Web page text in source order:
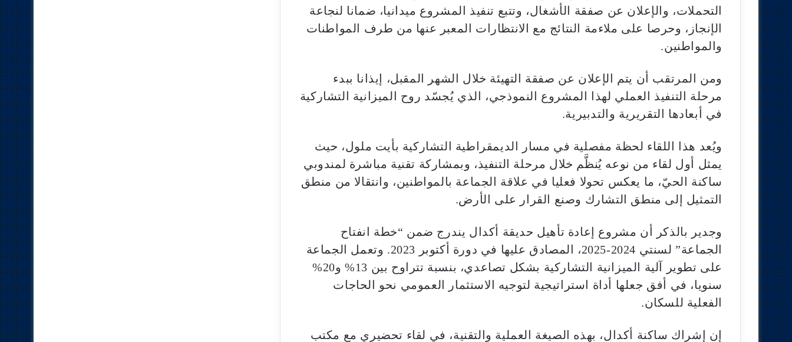
التحملات، والإعلان عن صفقة الأشغال، وتتبع تنفيذ المشروع ميدانيا، ضمانا لنجاعة
الإنجاز، وحرصا على ملاءمة النتائج مع الانتظارات المعبر عنها من طرف المواطنات
والمواطنين.
ومن المرتقب أن يتم الإعلان عن صفقة التهيئة خلال الشهر المقبل، إيذانا ببدء
مرحلة التنفيذ العملي لهذا المشروع النموذجي، الذي يُجسّد روح الميزانية التشاركية
في أبعادها التقريرية والتدبيرية.
ويُعد هذا اللقاء لحظة مفصلية في مسار الديمقراطية التشاركية بأيت ملول، حيث
يمثل أول لقاء من نوعه يُنظَّم خلال مرحلة التنفيذ، وبمشاركة تقنية مباشرة لمندوبي
ساكنة الحيّ، ما يعكس تحولا فعليا في علاقة الجماعة بالمواطنين، وانتقالا من منطق
التمثيل إلى منطق التشارك وصنع القرار على الأرض.
وجدير بالذكر أن مشروع إعادة تأهيل حديقة أكدال يندرج ضمن “خطة انفتاح
الجماعة” لسنتي 2024-2025، المصادق عليها في دورة أكتوبر 2023. وتعمل الجماعة
على تطوير آلية الميزانية التشاركية بشكل تصاعدي، بنسبة تتراوح بين 13% و20%
سنويا، في أفق جعلها أداة استراتيجية لتوجيه الاستثمار العمومي نحو الحاجات
الفعلية للسكان.
إن إشراك ساكنة أكدال، بهذه الصيغة العملية والتقنية، في لقاء تحضيري مع مكتب